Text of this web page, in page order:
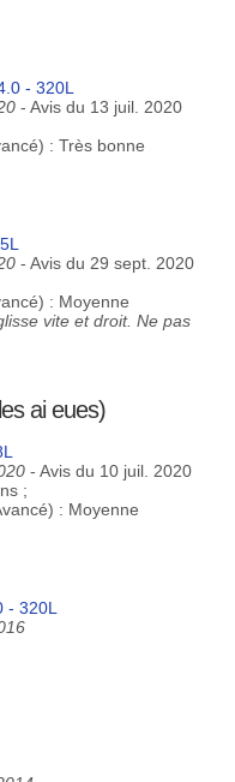
- 320L
- Avis du 13 juil. 2020
: Très bonne
- Avis du 29 sept. 2020
: Moyenne
vite et droit. Ne pas
ai eues)
- Avis du 10 juil. 2020
;
: Moyenne
320L